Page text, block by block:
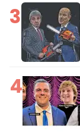
3
4